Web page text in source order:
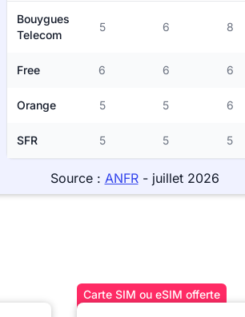
Bouygues
Telecom
5 6 8
Free 6 6 6
Orange 5 5 6
SFR 5 5 5
Source : ANFR- juillet 2026
Carte SIM ou eSIM offerte